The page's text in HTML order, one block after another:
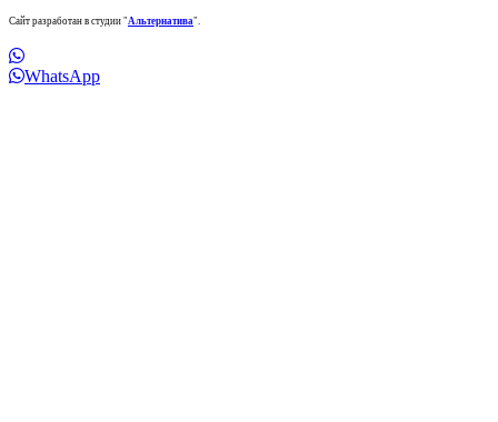
Сайт разработан в студии "Альтернатива".
WhatsApp